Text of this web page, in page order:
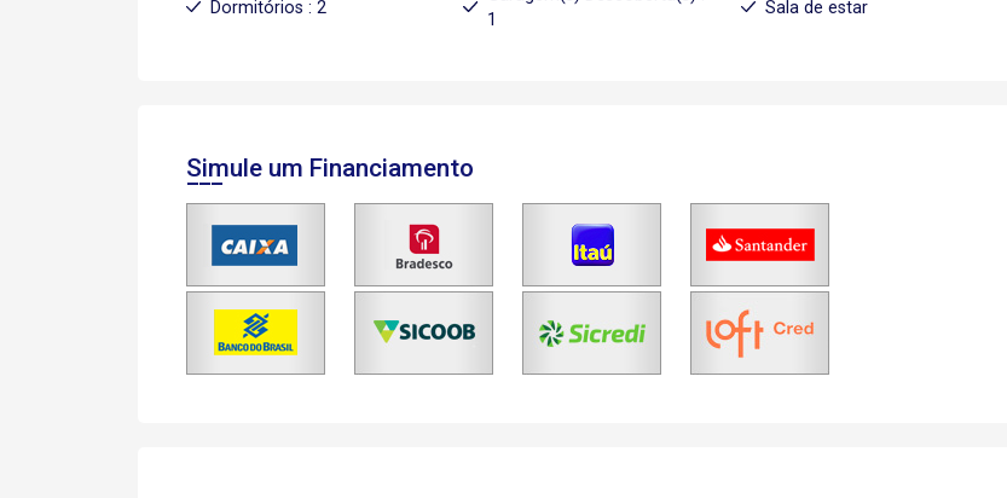
Dormitórios : 2
1
Sala de estar
Simule um Financiamento